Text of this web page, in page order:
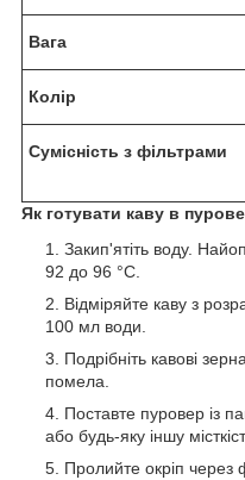
Вага
Колір
Сумісність з фільтрами
Як готувати каву в
Закип'ятіть воду.
92 до 96 °C.
Відміряйте каву з
100 мл води.
Подрібніть кавові
помела.
Поставте пуровер із
або будь-яку іншу
Пролийте окріп через